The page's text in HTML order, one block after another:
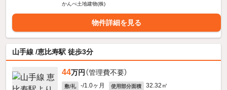
かんべ土地建物(株)
物件詳細を見る
山手線 /恵比寿駅 徒歩3分
44万円 （管理費不要）
敷/礼 -/1.0ヶ月 使用部分面積 32.32㎡